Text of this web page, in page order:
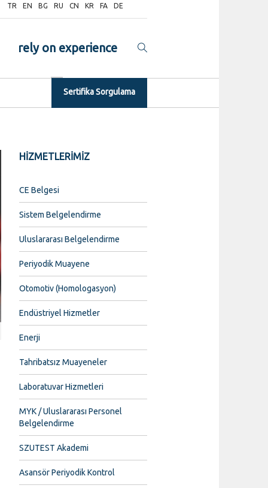
TR EN BG RU CN KR FA DE
rely on experience
Sertifika Sorgulama
HİZMETLERİMİZ
CE Belgesi
Sistem Belgelendirme
Uluslararası Belgelendirme
Periyodik Muayene
Otomotiv (Homologasyon)
Endüstriyel Hizmetler
Enerji
Tahribatsız Muayeneler
Laboratuvar Hizmetleri
MYK / Uluslararası Personel
Belgelendirme
SZUTEST Akademi
Asansör Periyodik Kontrol